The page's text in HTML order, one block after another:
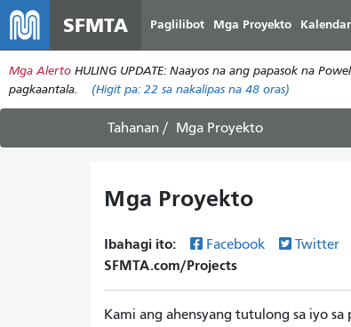
SFMTA Paglilibot Mga Proyekto
Mga Alerto HULING UPDATE: Naayos na ang papasok na
pagkaantala.
(Higit pa: 22 sa nakalipas na 48 oras)
Tahanan Mga Proyekto
Mga Proyekto
Ibahagi ito: Facebook Twitter
SFMTA.com/Projects
Kami ang ahensyang tutulong sa iyo